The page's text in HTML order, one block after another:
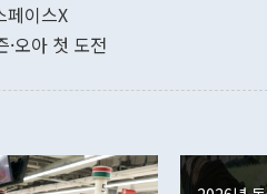
"우리의 선의대로 하
관은 업무보고 사후
이 9월 러시아 블라디
며 "정부 차원에서 (
기록했지만 지식재산
로 전환됐다. 본원소
는 배당수입이 늘어
였던 올해 3월(369억
인의 해외투자가 80
페이스X
오아 첫 도전